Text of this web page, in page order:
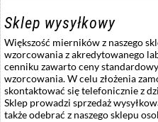
Sklep wysyłkowy
Większość mierników z naszego
wzorcowania z akredytowanego
cenniku zawarto ceny
wzorcowania. W celu złożenia
skontaktować się telefonicznie z
Sklep prowadzi sprzedaż
także odebrać z naszego sklepu